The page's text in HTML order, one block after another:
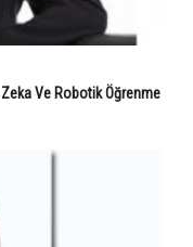
Ve Robotik Öğrenme